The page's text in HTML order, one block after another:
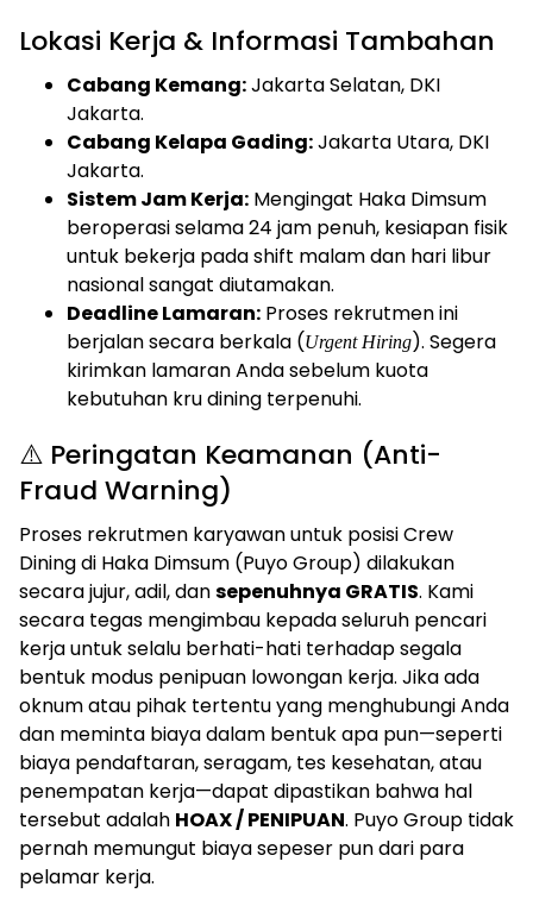
Lokasi Kerja & Informasi Tambahan
Cabang Kemang:Jakarta Selatan, DKI
Jakarta.
Cabang Kelapa Gading:Jakarta Utara, DKI
Jakarta.
Sistem Jam Kerja: Mengingat Haka Dimsum
beroperasi selama 24 jam penuh, kesiapan fisik
untuk bekerja pada shift malam dan hari libur
nasional sangat diutamakan.
Deadline Lamaran: Proses rekrutmen ini
berjalan secara berkala (Urgent Hiring). Segera
kirimkan lamaran Anda sebelum kuota
kebutuhan kru dining terpenuhi.
⚠️ Peringatan Keamanan (Anti-
Fraud Warning)
Proses rekrutmen karyawan untuk posisi Crew
Dining di Haka Dimsum (Puyo Group) dilakukan
secara jujur, adil, dansepenuhnya GRATIS. Kami
secara tegas mengimbau kepada seluruh pencari
kerja untuk selalu berhati-hati terhadap segala
bentuk modus penipuan lowongan kerja. Jika ada
oknum atau pihak tertentu yang menghubungi Anda
dan meminta biaya dalam bentuk apa pun—seperti
biaya pendaftaran, seragam, tes kesehatan, atau
penempatan kerja—dapat dipastikan bahwa hal
tersebut adalah HOAX / PENIPUAN. Puyo Group tidak
pernah memungut biaya sepeser pun dari para
pelamar kerja.